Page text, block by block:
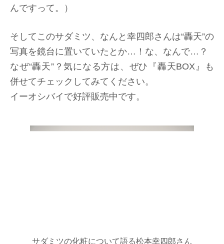
んですって。）
そしてこのサダミツ、なんと幸四郎さんは“轟天”の
写真を鏡台に置いていたとか…！な、なんで…？
なぜ“轟天”？気になる方は、ぜひ『轟天BOX』も
併せてチェックしてみてください。
イーオシバイで好評販売中です。
サダミツの化粧について語る松本幸四郎さん